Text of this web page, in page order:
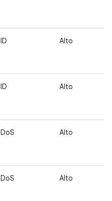
ID Alto
ID Alto
DoS Alto
DoS Alto